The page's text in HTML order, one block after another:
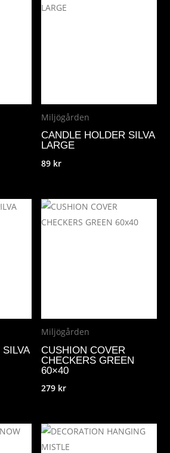
Miljögården
CANDLE HOLDER SILVA
LARGE
89 kr
Miljögården
CUSHION COVER
CHECKERS GREEN
60×40
279 kr